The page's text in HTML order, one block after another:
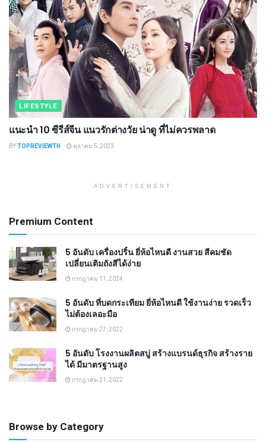
LIFESTYLE
แนะนำ 10 ซีรีส์จีน แนวรักต่างวัย น่าดู ที่ไม่ควรพลาด
BYTOPREVIEWTH ตุลาคม 5, 2023
ADVERTISEMENT
Premium Content
5 อันดับ เครื่องปริ้น ยี่ห้อไหนดี งานสวย สีคมชัด
เปลี่ยนเติมถังสีได้ง่าย
กรกฎาคม 11, 2024
5 อันดับ ที่บดกระเทียม ยี่ห้อไหนดี ใช้งานง่าย รวดเร็ว
ไม่ต้องเลอะมือ
กรกฎาคม 27, 2022
5 อันดับ โรงงานผลิตสบู่ สร้างแบรนด์ธุรกิจ สร้างราย
ได้ มีมาตรฐานสูง
กรกฎาคม 21, 2022
Browse by Category